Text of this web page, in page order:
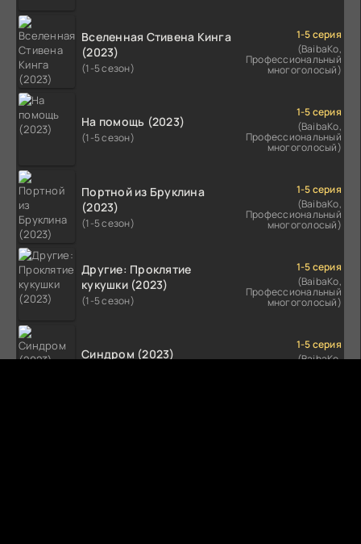
Вселенная Стивена Кинга
(2023)
(1-5 сезон)
1-5 серия
(BaibaKo,
Профессиональный
многоголосый)
На помощь (2023)
(1-5 сезон)
1-5 серия
(BaibaKo,
Профессиональный
многоголосый)
Портной из Бруклина
(2023)
(1-5 сезон)
1-5 серия
(BaibaKo,
Профессиональный
многоголосый)
Другие: Проклятие
кукушки (2023)
(1-5 сезон)
1-5 серия
(BaibaKo,
Профессиональный
многоголосый)
Синдром (2023)
1-5 серия
(BaibaKo,